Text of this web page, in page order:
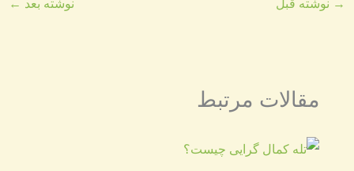
→ نوشته قبل نوشته بعد ←
مقالات مرتبط